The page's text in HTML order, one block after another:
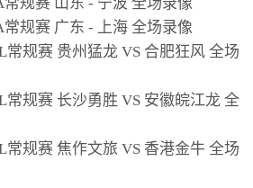
规赛 广东 - 上海 全场录像
常规赛 贵州猛龙 VS 合肥狂风 全场
常规赛 长沙勇胜 VS 安徽皖江龙 全
常规赛 焦作文旅 VS 香港金牛 全场